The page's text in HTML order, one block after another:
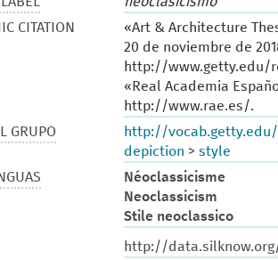
CITATION
«Art & Architecture
20 de noviembre de
http://www.getty.edu/
«Real Academia
http://www.rae.es/.
GRUPO
http://
depiction > style
Néoclassicisme
Neoclassicism
Stile neoclassico
http://